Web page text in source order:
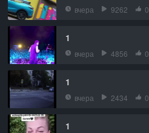
вчера 9262 0
1
вчера 4856 0
1
вчера 2434 0
1